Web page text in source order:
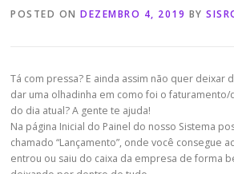
POSTED ONDEZEMBRO 4, 2019 BY
Tá com pressa? E ainda assim não quer deixar
dar uma olhadinha em como foi o
do dia atual? A gente te ajuda!
Na página Inicial do Painel do nosso Sistema
chamado “Lançamento”, onde você consegue
entrou ou saiu do caixa da empresa de forma